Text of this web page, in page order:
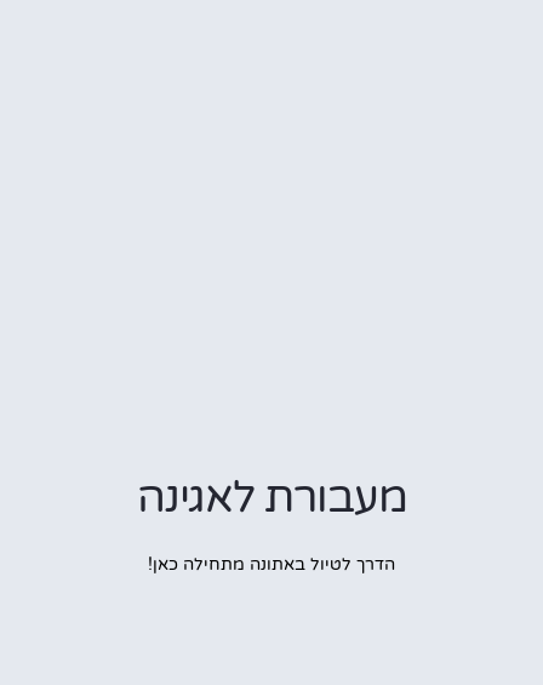
מעבורת לאגינה
הדרך לטיול באתונה מתחילה כאן!